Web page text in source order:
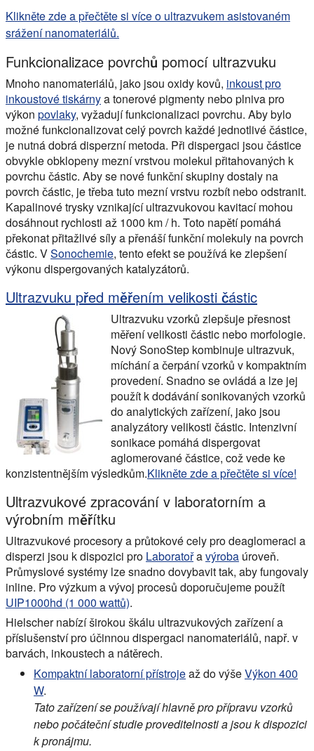
Klikněte zde a přečtěte si více o ultrazvukem asistovaném
srážení nanomateriálů.
Funkcionalizace povrchů pomocí ultrazvuku
Mnoho nanomateriálů, jako jsou oxidy kovů, inkoust pro
inkoustové tiskárnya tonerové pigmenty nebo plniva pro
výkon povlaky, vyžadují funkcionalizaci povrchu. Aby bylo
možné funkcionalizovat celý povrch každé jednotlivé částice,
je nutná dobrá disperzní metoda. Při dispergaci jsou částice
obvykle obklopeny mezní vrstvou molekul přitahovaných k
povrchu částic. Aby se nové funkční skupiny dostaly na
povrch částic, je třeba tuto mezní vrstvu rozbít nebo odstranit.
Kapalinové trysky vznikající ultrazvukovou kavitací mohou
dosáhnout rychlosti až 1000 km / h. Toto napětí pomáhá
překonat přitažlivé síly a přenáší funkční molekuly na povrch
částic. VSonochemie, tento efekt se používá ke zlepšení
výkonu dispergovaných katalyzátorů.
Ultrazvuku před měřením velikosti částic
Ultrazvuku vzorků zlepšuje přesnost
měření velikosti částic nebo morfologie.
Nový SonoStep kombinuje ultrazvuk,
míchání a čerpání vzorků v kompaktním
provedení. Snadno se ovládá a lze jej
použít k dodávání sonikovaných vzorků
do analytických zařízení, jako jsou
analyzátory velikosti částic. Intenzivní
sonikace pomáhá dispergovat
aglomerované částice, což vede ke
konzistentnějším výsledkům.Klikněte zde a přečtěte si více!
Ultrazvukové zpracování v laboratorním a
výrobním měřítku
Ultrazvukové procesory a průtokové cely pro deaglomeraci a
disperzi jsou k dispozici pro Laboratořavýroba úroveň.
Průmyslové systémy lze snadno dovybavit tak, aby fungovaly
inline. Pro výzkum a vývoj procesů doporučujeme použít
UIP1000hd (1 000 wattů).
Hielscher nabízí širokou škálu ultrazvukových zařízení a
příslušenství pro účinnou dispergaci nanomateriálů, např. v
barvách, inkoustech a nátěrech.
Kompaktní laboratorní přístrojeaž do výšeVýkon 400
W.
Tato zařízení se používají hlavně pro přípravu vzorků
nebo počáteční studie proveditelnosti a jsou k dispozici
k pronájmu.